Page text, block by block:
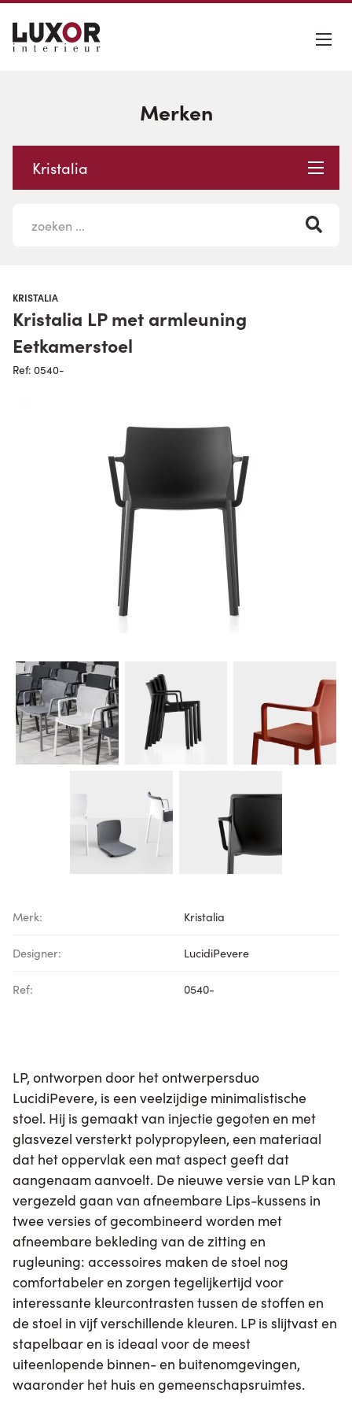
Merken
Kristalia
KRISTALIA
Kristalia LP met armleuning
Eetkamerstoel
Ref: 0540-
Merk: Kristalia
Designer: LucidiPevere
Ref: 0540-
LP, ontworpen door het ontwerpersduo
LucidiPevere, is een veelzijdige minimalistische
stoel. Hij is gemaakt van injectie gegoten en met
glasvezel versterkt polypropyleen, een materiaal
dat het oppervlak een mat aspect geeft dat
aangenaam aanvoelt. De nieuwe versie van LP kan
vergezeld gaan van afneembare Lips-kussens in
twee versies of gecombineerd worden met
afneembare bekleding van de zitting en
rugleuning: accessoires maken de stoel nog
comfortabeler en zorgen tegelijkertijd voor
interessante kleurcontrasten tussen de stoffen en
de stoel in vijf verschillende kleuren. LP is slijtvast en
stapelbaar en is ideaal voor de meest
uiteenlopende binnen- en buitenomgevingen,
waaronder het huis en gemeenschapsruimtes.